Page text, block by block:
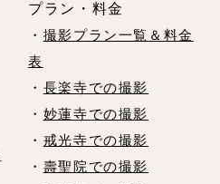
プラン・料金
・ 撮影プラン一覧＆料金
表
・ 長楽寺での撮影
・ 妙蓮寺での撮影
・ 戒光寺での撮影
・ 壽聖院での撮影